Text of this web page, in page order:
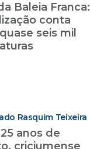
Baleia Franca:
conta
seis mil
Rasquim Teixeira
anos de
criciumense